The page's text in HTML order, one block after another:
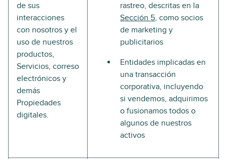
de sus
interacciones
con nosotros y el
uso de nuestros
productos,
Servicios, correso
electrónicos y
demás
Propiedades
digitales.
rastreo, descritas en la
Sección 5, como socios
de marketing y
publicitarios
Entidades implicadas en
una transacción
corporativa, incluyendo
si vendemos, adquirimos
o fusionamos todos o
algunos de nuestros
activos